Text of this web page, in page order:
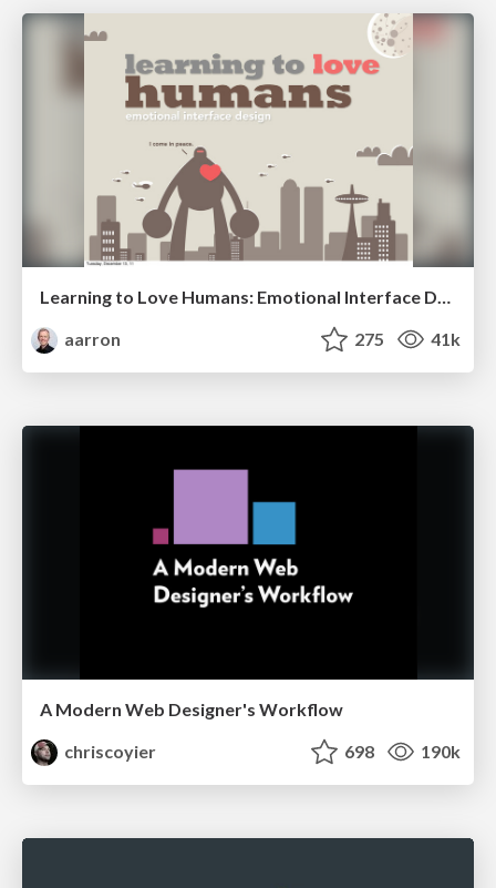
Learning to Love Humans: Emotional Interface Design
aarron
275 41k
A Modern Web Designer's Workflow
chriscoyier
698 190k